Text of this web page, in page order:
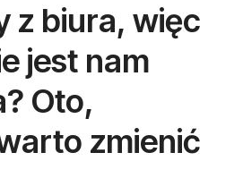
z biura, więc
jest nam
Oto,
zmienić